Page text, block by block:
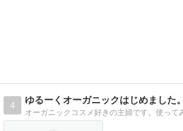
4
ゆるーくオーガニックはじめました。